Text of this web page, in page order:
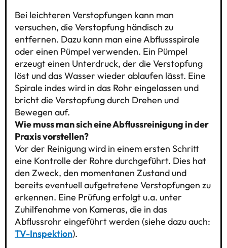
Bei leichteren Verstopfungen kann man
versuchen, die Verstopfung händisch zu
entfernen. Dazu kann man eine Abflussspirale
oder einen Pümpel verwenden. Ein Pümpel
erzeugt einen Unterdruck, der die Verstopfung
löst und das Wasser wieder ablaufen lässt. Eine
Spirale indes wird in das Rohr eingelassen und
bricht die Verstopfung durch Drehen und
Bewegen auf.
Wie muss man sich eine Abflussreinigung in der
Praxis vorstellen?
Vor der Reinigung wird in einem ersten Schritt
eine Kontrolle der Rohre durchgeführt. Dies hat
den Zweck, den momentanen Zustand und
bereits eventuell aufgetretene Verstopfungen zu
erkennen. Eine Prüfung erfolgt u.a. unter
Zuhilfenahme von Kameras, die in das
Abflussrohr eingeführt werden (siehe dazu auch:
TV-Inspektion).